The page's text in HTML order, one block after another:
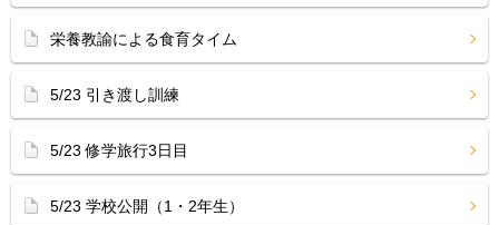
栄養教諭による食育タイム
5/23 引き渡し訓練
5/23 修学旅行3日目
5/23 学校公開（1・2年生）